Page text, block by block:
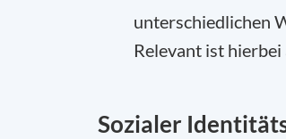
unterschiedlichen
Relevant ist
Sozialer